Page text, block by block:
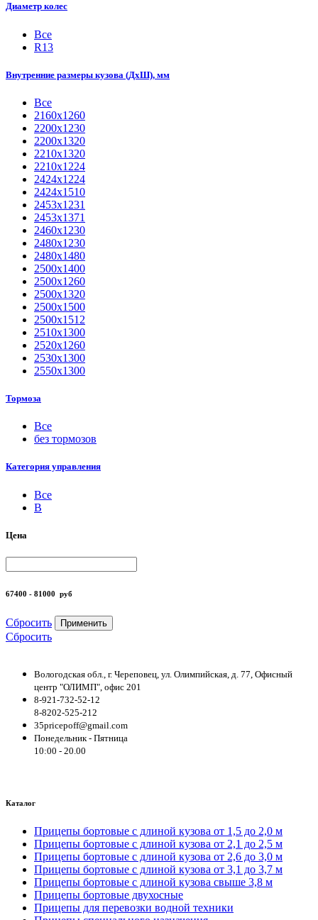
Диаметр колес
Все
R13
Внутренние размеры кузова (ДхШ), мм
Все
2160х1260
2200х1230
2200х1320
2210x1320
2210х1224
2424х1224
2424х1510
2453х1231
2453х1371
2460х1230
2480х1230
2480х1480
2500x1400
2500х1260
2500х1320
2500х1500
2500х1512
2510х1300
2520х1260
2530х1300
2550х1300
Тормоза
Все
без тормозов
Категория управления
Все
B
Цена
67400 - 81000 руб
Сбросить Применить
Сбросить
Вологодская обл., г. Череповец, ул. Олимпийская, д. 77, Офисный
центр "ОЛИМП", офис 201
8-921-732-52-12
8-8202-525-212
35pricepoff@gmail.com
Понедельник - Пятница
10:00 - 20.00
Каталог
Прицепы бортовые с длиной кузова от 1,5 до 2,0 м
Прицепы бортовые с длиной кузова от 2,1 до 2,5 м
Прицепы бортовые с длиной кузова от 2,6 до 3,0 м
Прицепы бортовые с длиной кузова от 3,1 до 3,7 м
Прицепы бортовые с длиной кузова свыше 3,8 м
Прицепы бортовые двухосные
Прицепы для перевозки водной техники